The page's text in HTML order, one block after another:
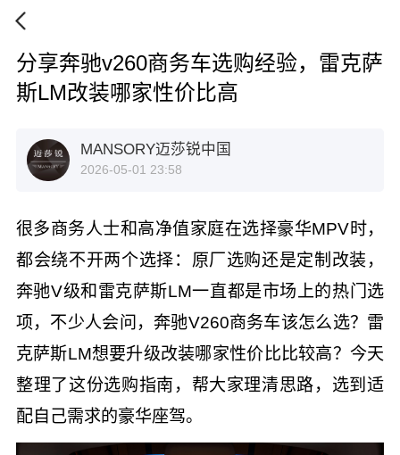
分享奔驰v260商务车选购经验，雷克萨
斯LM改装哪家性价比高
MANSORY迈莎锐中国
2026-05-01 23:58
很多商务人士和高净值家庭在选择豪华MPV时，
都会绕不开两个选择：原厂选购还是定制改装，
奔驰V级和雷克萨斯LM一直都是市场上的热门选
项，不少人会问，奔驰V260商务车该怎么选？雷
克萨斯LM想要升级改装哪家性价比比较高？今天
整理了这份选购指南，帮大家理清思路，选到适
配自己需求的豪华座驾。